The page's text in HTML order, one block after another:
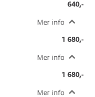
640,-
Mer info
1 680,-
Mer info
1 680,-
Mer info